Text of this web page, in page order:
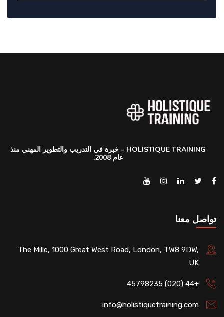
HOLISTIQUE TRAINING – خبرة في التدريب والتطوير المهني منذ
عام 2008.
تواصل معنا
The Mille, 1000 Great West Road, London, TW8 9DW,
UK
+44 (020) 45798235
info@holistiquetraining.com